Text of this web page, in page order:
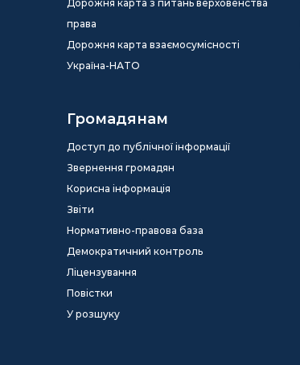
Дорожня карта з питань верховенства
права
Дорожня карта взаємосумісності
Україна-НАТО
Громадянам
Доступ до публічної інформації
Звернення громадян
Корисна інформація
Звіти
Нормативно-правова база
Демократичний контроль
Ліцензування
Повістки
У розшуку